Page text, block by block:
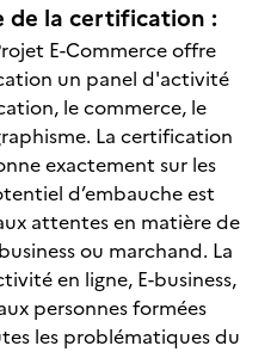
la certification :
E-Commerce offre
un panel d'activité
le commerce, le
La certification
exactement sur les
d’embauche est
attentes en matière de
ou marchand. La
en ligne, E-business,
personnes formées
les problématiques du